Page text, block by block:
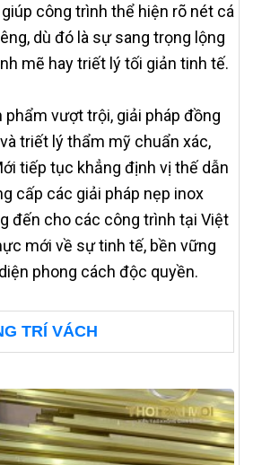
công trình thể hiện rõ nét cá
dù đó là sự sang trọng lộng
mẽ hay triết lý tối giản tinh tế.
vượt trội, giải pháp đồng
triết lý thẩm mỹ chuẩn xác,
tiếp tục khẳng định vị thế dẫn
cấp các giải pháp nẹp inox
đến cho các công trình tại Việt
mới về sự tinh tế, bền vững
phong cách độc quyền.
TRÍ VÁCH